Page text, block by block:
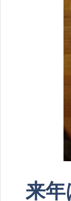
来